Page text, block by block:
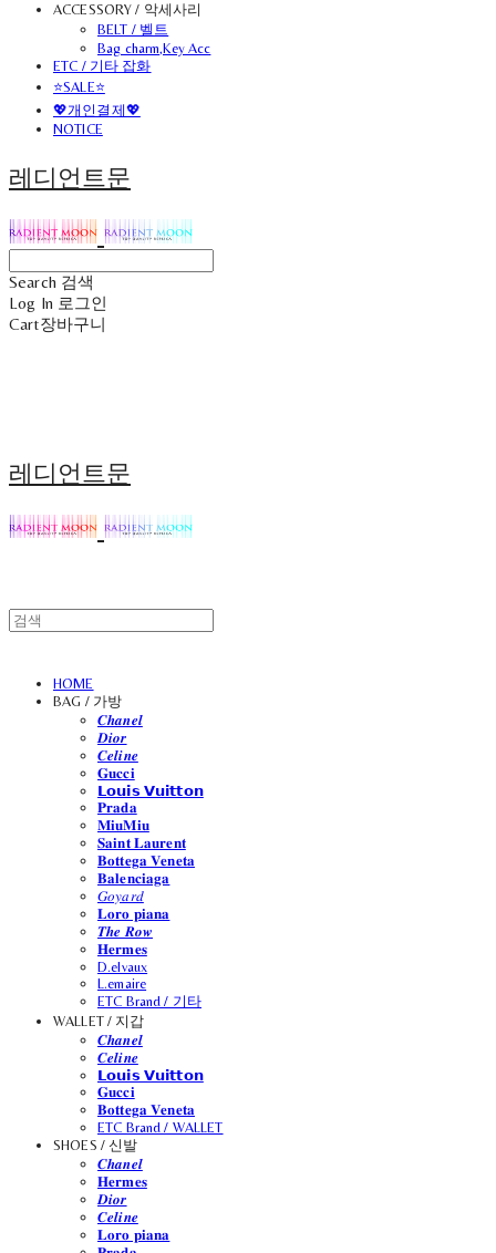
ACCESSORY / 악세사리
BELT / 벨트
Bag charm,Key Acc
ETC / 기타 잡화
⭐SALE⭐
💖개인결제💖
NOTICE
레디언트문
Search 검색
Log In 로그인
Cart장바구니
레디언트문
HOME
BAG / 가방
𝑪𝒉𝒂𝒏𝒆𝒍
𝑫𝒊𝒐𝒓
𝑪𝒆𝒍𝒊𝒏𝒆
𝐆𝐮𝐜𝐜𝐢
𝗟𝗼𝘂𝗶𝘀 𝗩𝘂𝗶𝘁𝘁𝗼𝗻
𝐏𝐫𝐚𝐝𝐚
𝐌𝐢𝐮𝐌𝐢𝐮
𝐒𝐚𝐢𝐧𝐭 𝐋𝐚𝐮𝐫𝐞𝐧𝐭
𝐁𝐨𝐭𝐭𝐞𝐠𝐚 𝐕𝐞𝐧𝐞𝐭𝐚
𝐁𝐚𝐥𝐞𝐧𝐜𝐢𝐚𝐠𝐚
𝐺𝑜𝑦𝑎𝑟𝑑
𝐋𝐨𝐫𝐨 𝐩𝐢𝐚𝐧𝐚
𝑻𝒉𝒆 𝑹𝒐𝒘
𝐇𝐞𝐫𝐦𝐞𝐬
D.elvaux
L.emaire
ETC Brand / 기타
WALLET / 지갑
𝑪𝒉𝒂𝒏𝒆𝒍
𝑪𝒆𝒍𝒊𝒏𝒆
𝗟𝗼𝘂𝗶𝘀 𝗩𝘂𝗶𝘁𝘁𝗼𝗻
𝐆𝐮𝐜𝐜𝐢
𝐁𝐨𝐭𝐭𝐞𝐠𝐚 𝐕𝐞𝐧𝐞𝐭𝐚
ETC Brand / WALLET
SHOES / 신발
𝑪𝒉𝒂𝒏𝒆𝒍
𝐇𝐞𝐫𝐦𝐞𝐬
𝑫𝒊𝒐𝒓
𝑪𝒆𝒍𝒊𝒏𝒆
𝐋𝐨𝐫𝐨 𝐩𝐢𝐚𝐧𝐚